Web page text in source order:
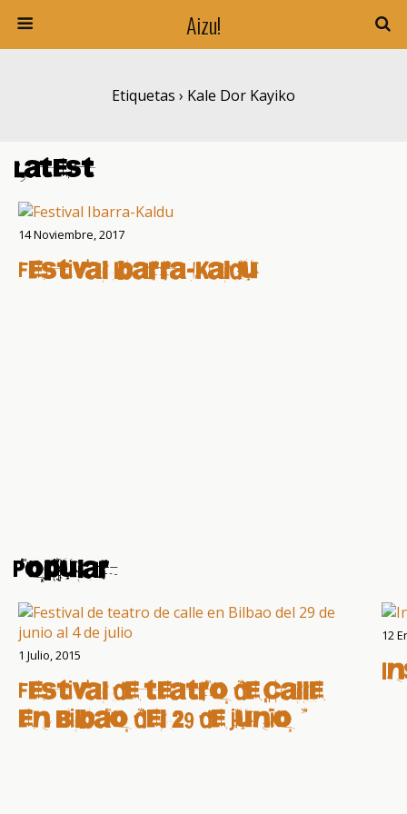
Aizu!
Etiquetas › Kale Dor Kayiko
Latest
14 Noviembre, 2017
Festival Ibarra-Kaldu
Popular
1 Julio, 2015
Festival de teatro de calle
en Bilbao del 29 de junio al
12